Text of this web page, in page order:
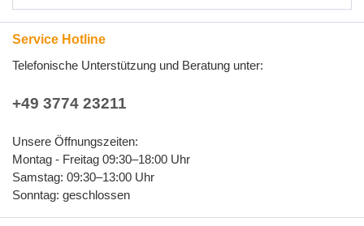
Service Hotline
Telefonische Unterstützung und Beratung unter:
+49 3774 23211
Unsere Öffnungszeiten:
Montag - Freitag 09:30–18:00 Uhr
Samstag: 09:30–13:00 Uhr
Sonntag: geschlossen